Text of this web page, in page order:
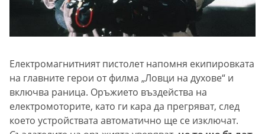
Електромагнитният пистолет напомня екипировката
на главните герои от филма „Ловци на духове“ и
включва раница. Оръжието въздейства на
електромоторите, като ги кара да прегряват, след
което устройствата автоматично ще се изключат.